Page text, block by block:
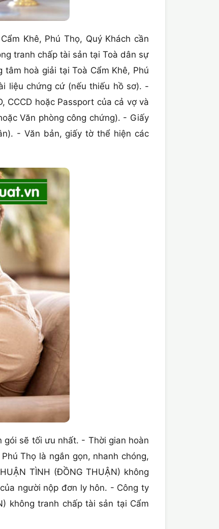
Khê, Phú Thọ, Quý Khách cần
tranh chấp tài sản tại Toà dân sự
hoà giải tại Toà Cẩm Khê, Phú
liệu chứng cứ (nếu thiếu hồ sơ). -
CCCD hoặc Passport của cả vợ và
Văn phòng công chứng). - Giấy
- Văn bản, giấy tờ thể hiện các
sẽ tối ưu nhất. - Thời gian hoàn
Thọ là ngắn gọn, nhanh chóng,
TÌNH (ĐỒNG THUẬN) không
người nộp đơn ly hôn. - Công ty
không tranh chấp tài sản tại Cẩm